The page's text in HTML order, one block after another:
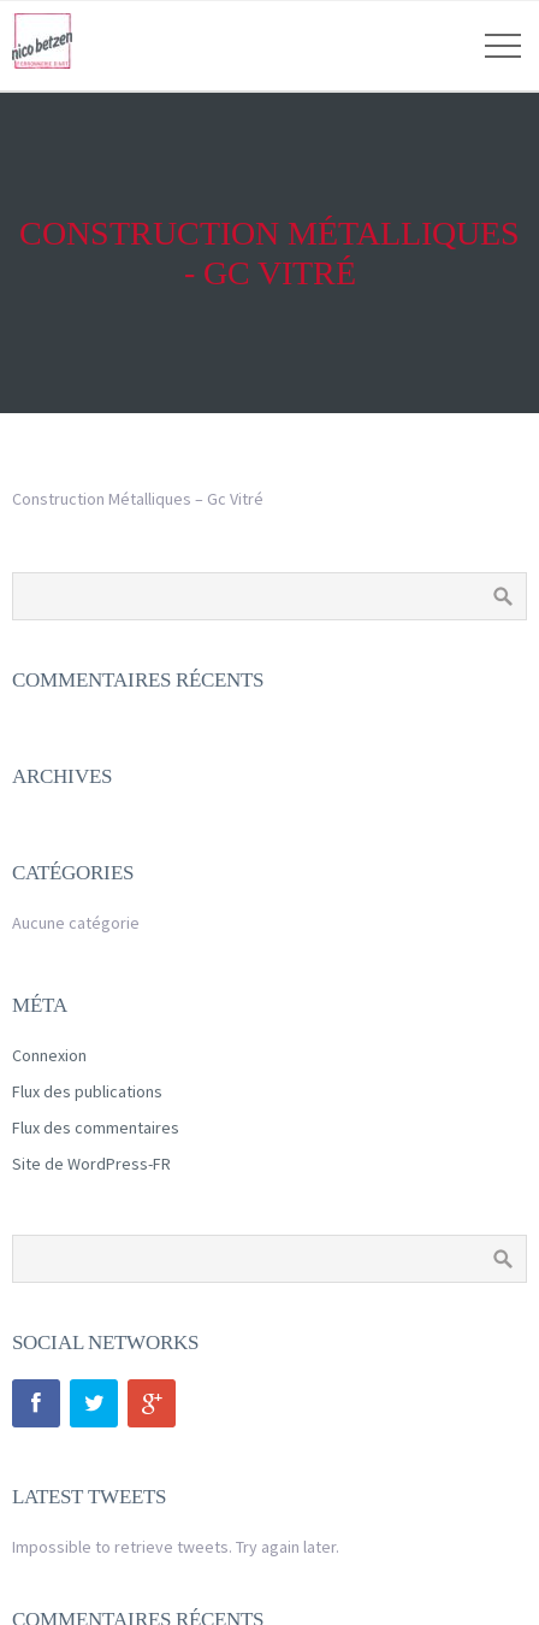
CONSTRUCTION MÉTALLIQUES
- GC VITRÉ
Construction Métalliques – Gc Vitré
COMMENTAIRES RÉCENTS
ARCHIVES
CATÉGORIES
Aucune catégorie
MÉTA
Connexion
Flux des publications
Flux des commentaires
Site de WordPress-FR
SOCIAL NETWORKS
LATEST TWEETS
Impossible to retrieve tweets. Try again later.
COMMENTAIRES RÉCENTS